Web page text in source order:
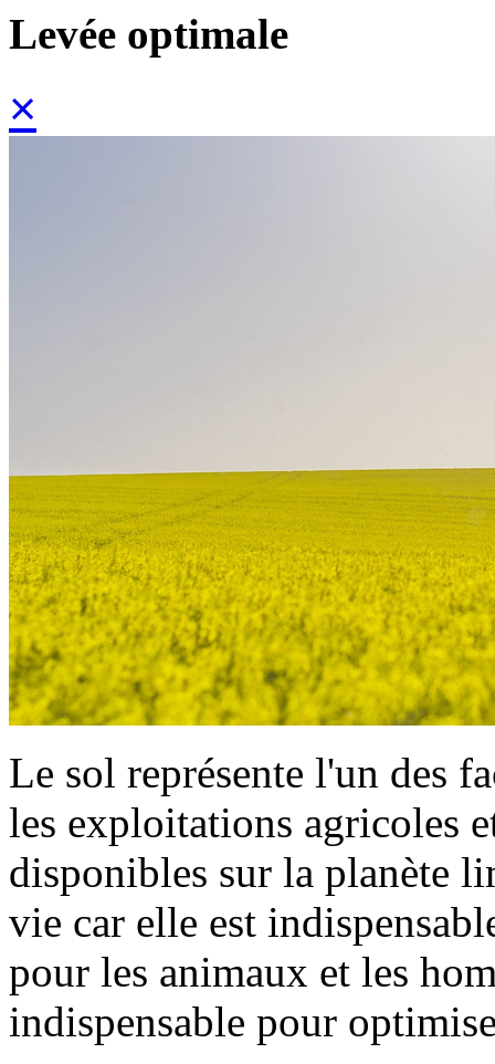
Levée optimale
×
Le sol représente l'un des
les exploitations agricoles
disponibles sur la planète
vie car elle est
pour les animaux et les
indispensable pour